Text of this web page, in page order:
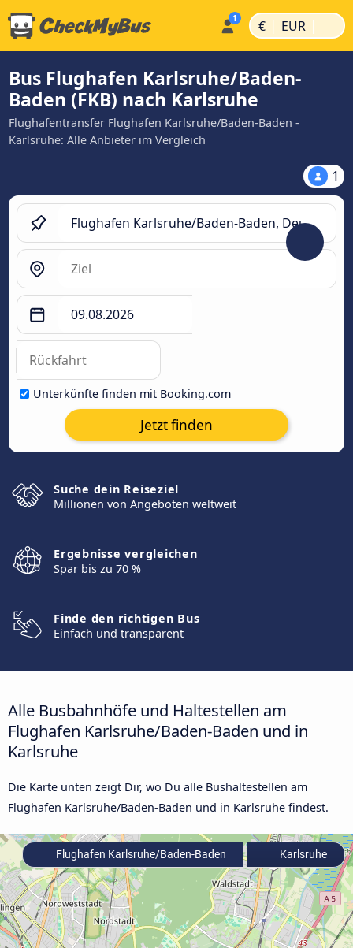
€ | EUR |
Bus Flughafen Karlsruhe/Baden-
Baden (FKB) nach Karlsruhe
Flughafentransfer Flughafen Karlsruhe/Baden-Baden -
Karlsruhe: Alle Anbieter im Vergleich
1
Unterkünfte finden mit Booking.com
Jetzt finden
Suche dein Reiseziel
Millionen von Angeboten weltweit
Ergebnisse vergleichen
Spar bis zu 70 %
Finde den richtigen Bus
Einfach und transparent
Alle Busbahnhöfe und Haltestellen am
Flughafen Karlsruhe/Baden-Baden und in
Karlsruhe
Die Karte unten zeigt Dir, wo Du alle Bushaltestellen am
Flughafen Karlsruhe/Baden-Baden und in Karlsruhe findest.
Flughafen Karlsruhe/Baden-Baden Karlsruhe